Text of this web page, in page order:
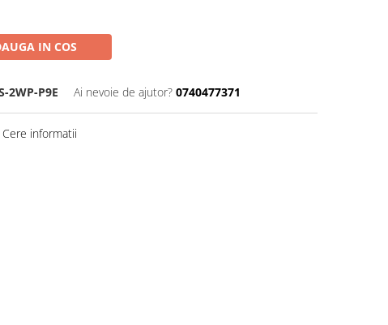
IN COS
2WP-P9E Ai nevoie de ajutor? 0740477371
Cere informatii